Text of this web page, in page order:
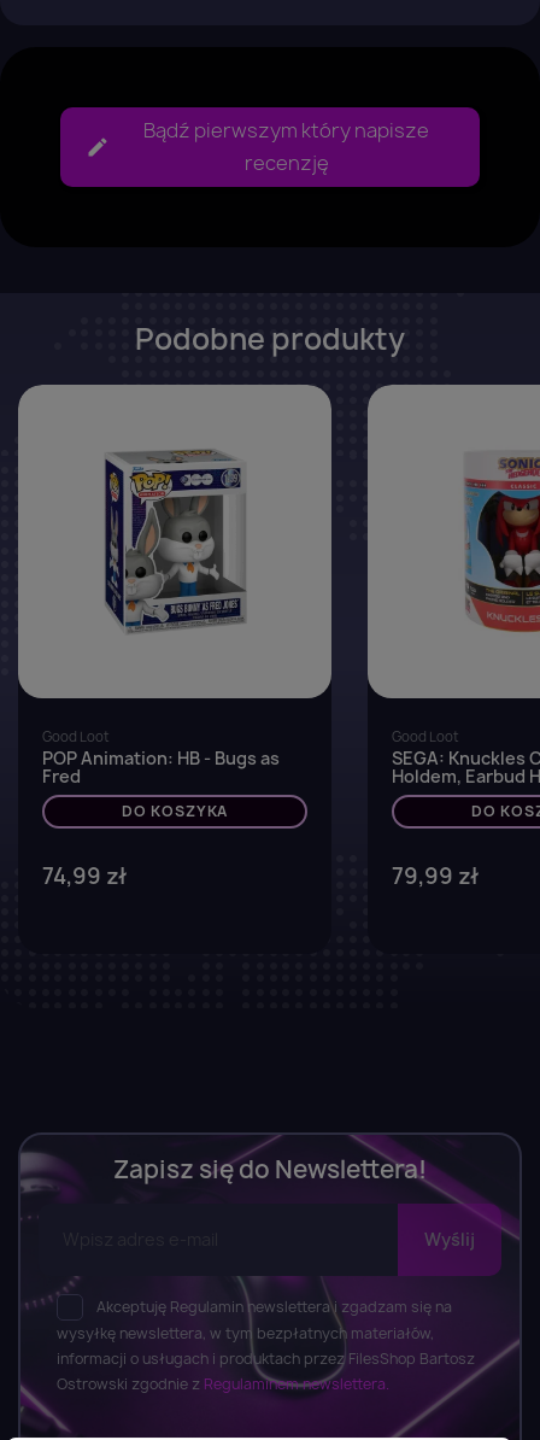
Bądź pierwszym który napisze
recenzję
Podobne produkty
Good Loot
POP Animation: HB - Bugs as
Fred
DO KOSZYKA
74,99 zł
Good Loot
SEGA: Knuckles
Holdem, Earbud
DO
79,99 zł
Zapisz się do Newslettera!
Akceptuję Regulamin newslettera i zgadzam się na
wysyłkę newslettera, w tym bezpłatnych materiałów,
informacji o usługach i produktach przez FilesShop Bartosz
Ostrowski zgodnie z Regulaminem newslettera.